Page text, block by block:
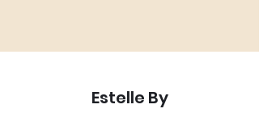
Estelle By